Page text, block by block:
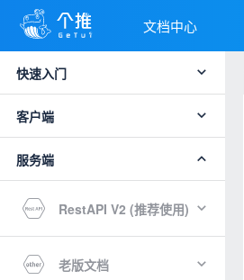
文档中心
快速入门
客户端
服务端
RestAPI V2 (推荐使用)
老版文档